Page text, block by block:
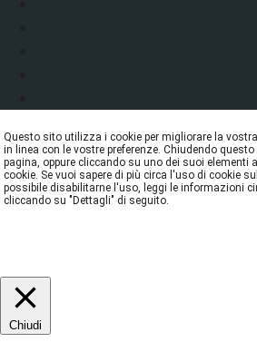
Questo sito utilizza i cookie per migliorare la
in linea con le vostre preferenze. Chiudendo
pagina, oppure cliccando su uno dei suoi elementi
cookie. Se vuoi sapere di più circa l'uso di cookie
possibile disabilitarne l'uso, leggi le informazioni
cliccando su "Dettagli" di seguito.
Chiudi